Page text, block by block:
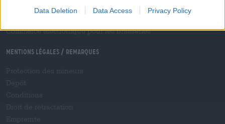
Data Deletion Data Access Privacy Policy
Plateforme des droits d'accise
Commerce électronique pour les brasseries
Mentions légales / Remarques